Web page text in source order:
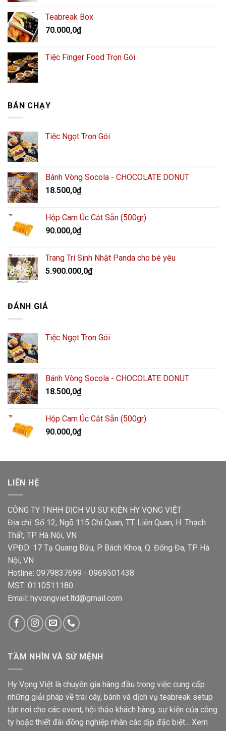
Teabreak Box
70.000,0₫
Tiệc Finger Food Trọn Gói
BÁN CHẠY
Tiệc Ngọt Trọn Gói
Bánh Vòng Socola - CHOCOLATE DONUT
18.500,0₫
Hộp Cam Úc Cắt Sẵn (500gr)
90.000,0₫
Trang Trí Sinh Nhật Panda cho bé yêu
5.900.000,0₫
ĐÁNH GIÁ
Tiệc Ngọt Trọn Gói
Bánh Vòng Socola - CHOCOLATE DONUT
18.500,0₫
Hộp Cam Úc Cắt Sẵn (500gr)
90.000,0₫
LIÊN HỆ
CÔNG TY TNHH DỊCH VỤ SỰ KIỆN HY VỌNG VIỆT
Địa chỉ: Số 12, Ngõ 115 Chi Quan, TT. Liên Quan, H. Thạch
Thất, TP Hà Nội, VN
VPĐD: 17 Tạ Quang Bửu, P. Bách Khoa, Q. Đống Đa, TP. Hà
Nội, VN
Hotline: 0979837699 - 0969501438
MST: 0110511180
Email: hyvongviet.ltd@gmail.com
TẦM NHÌN VÀ SỨ MỆNH
Hy Vọng Việt là chuyên gia hàng đầu trong việc cung cấp
những giải pháp về trái cây, bánh và dịch vụ teabreak setup
tận nơi cho các event, hội thảo khách hàng, sự kiện của công
ty hoặc thiết đãi đồng nghiệp nhân các dịp đặc biệt... Xem